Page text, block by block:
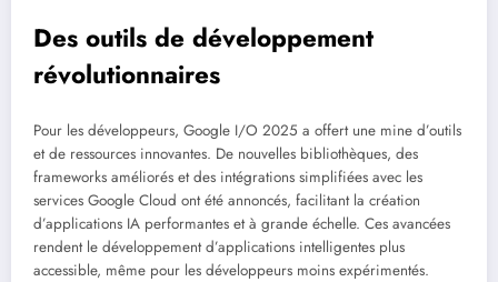
Des outils de développement
révolutionnaires
Pour les développeurs, Google I/O 2025 a offert une mine d’outils
et de ressources innovantes. De nouvelles bibliothèques, des
frameworks améliorés et des intégrations simplifiées avec les
services Google Cloud ont été annoncés, facilitant la création
d’applications IA performantes et à grande échelle. Ces avancées
rendent le développement d’applications intelligentes plus
accessible, même pour les développeurs moins expérimentés.